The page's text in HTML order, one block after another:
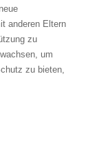
anderen Eltern
zu
um
zu bieten,